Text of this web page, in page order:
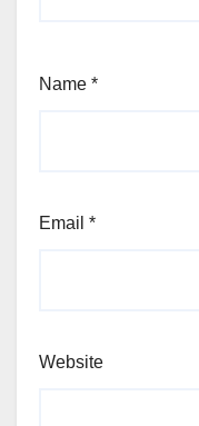
Name *
Email *
Website